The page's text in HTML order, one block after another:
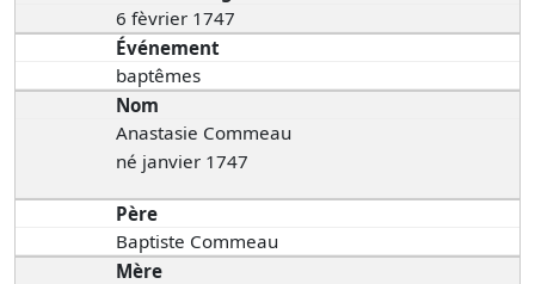
6 fèvrier 1747
Événement
baptêmes
Nom
Anastasie Commeau
né janvier 1747
Père
Baptiste Commeau
Mère